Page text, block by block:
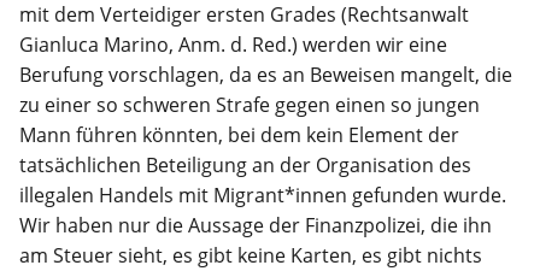
mit dem Verteidiger ersten Grades (Rechtsanwalt
Gianluca Marino, Anm. d. Red.) werden wir eine
Berufung vorschlagen, da es an Beweisen mangelt, die
zu einer so schweren Strafe gegen einen so jungen
Mann führen könnten, bei dem kein Element der
tatsächlichen Beteiligung an der Organisation des
illegalen Handels mit Migrant*innen gefunden wurde.
Wir haben nur die Aussage der Finanzpolizei, die ihn
am Steuer sieht, es gibt keine Karten, es gibt nichts